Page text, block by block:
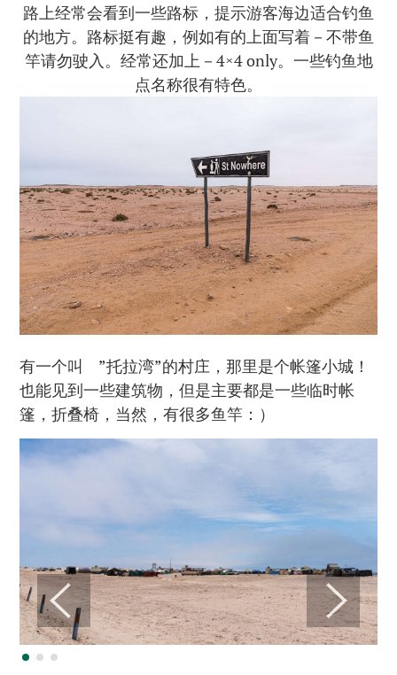
路上经常会看到一些路标，提示游客海边适合钓鱼
的地方。路标挺有趣，例如有的上面写着－不带鱼
竿请勿驶入。经常还加上－4×4 only。一些钓鱼地
点名称很有特色。
有一个叫 ”托拉湾”的村庄，那里是个帐篷小城！
也能见到一些建筑物，但是主要都是一些临时帐
篷，折叠椅，当然，有很多鱼竿：）